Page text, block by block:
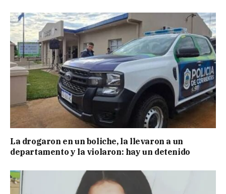
La drogaron en un boliche, la llevaron a un
departamento y la violaron: hay un detenido